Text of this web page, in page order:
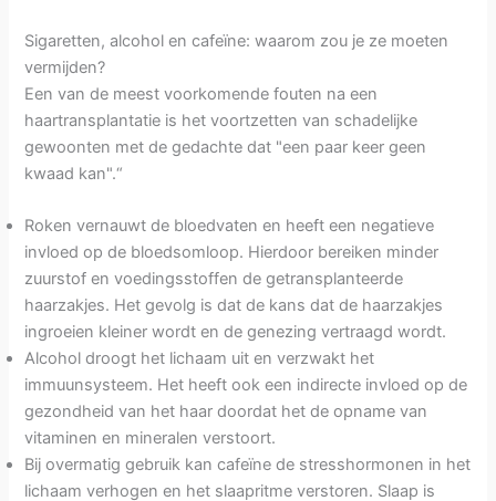
Sigaretten, alcohol en cafeïne: waarom zou je ze moeten
vermijden?
Een van de meest voorkomende fouten na een
haartransplantatie is het voortzetten van schadelijke
gewoonten met de gedachte dat "een paar keer geen
kwaad kan".“
Roken vernauwt de bloedvaten en heeft een negatieve
invloed op de bloedsomloop. Hierdoor bereiken minder
zuurstof en voedingsstoffen de getransplanteerde
haarzakjes. Het gevolg is dat de kans dat de haarzakjes
ingroeien kleiner wordt en de genezing vertraagd wordt.
Alcohol droogt het lichaam uit en verzwakt het
immuunsysteem. Het heeft ook een indirecte invloed op de
gezondheid van het haar doordat het de opname van
vitaminen en mineralen verstoort.
Bij overmatig gebruik kan cafeïne de stresshormonen in het
lichaam verhogen en het slaapritme verstoren. Slaap is